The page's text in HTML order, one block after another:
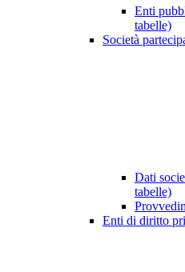
Enti
tabelle)
Società
Dati
tabelle)
Enti di diritto